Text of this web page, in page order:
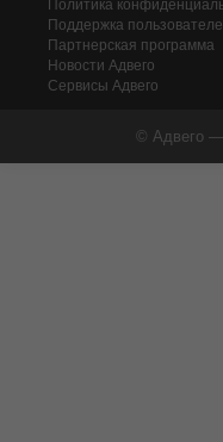
Политика
Поддержка
Партнерская программа
Новости Адвего
Сервисы Адвего
© Адвего —